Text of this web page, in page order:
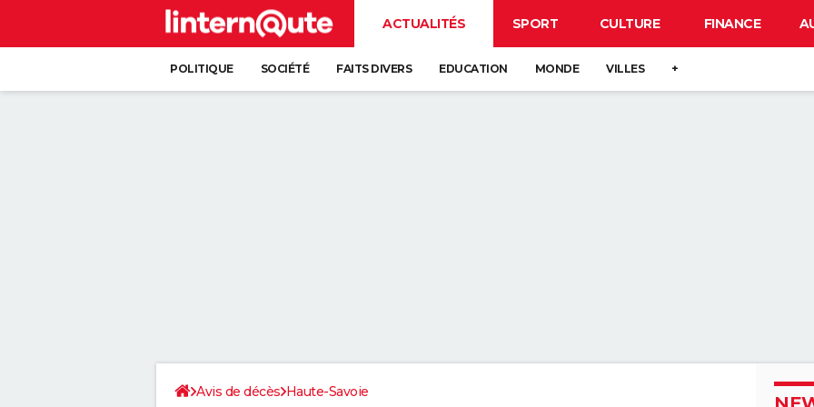
ACTUALITÉS SPORT CULTURE FINANCE
POLITIQUE SOCIÉTÉ FAITS DIVERS EDUCATION MONDE VILLES +
Avis de décès Haute-Savoie